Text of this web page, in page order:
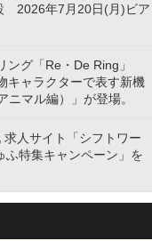
2026年7月20日(月)ビア
グ「Re・De Ring」
キャラクターで表す新機
マル編）」が登場。
求人サイト「シフトワー
ふ特集キャンペーン」を